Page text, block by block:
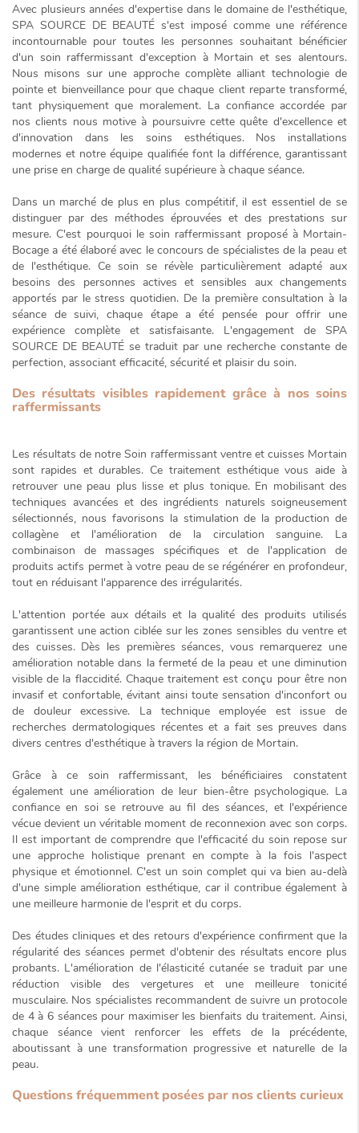
Avec plusieurs années d'expertise dans le domaine de l'esthétique,
SPA SOURCE DE BEAUTÉ s'est imposé comme une référence
incontournable pour toutes les personnes souhaitant bénéficier
d'un soin raffermissant d'exception à Mortain et ses alentours.
Nous misons sur une approche complète alliant technologie de
pointe et bienveillance pour que chaque client reparte transformé,
tant physiquement que moralement. La confiance accordée par
nos clients nous motive à poursuivre cette quête d'excellence et
d'innovation dans les soins esthétiques. Nos installations
modernes et notre équipe qualifiée font la différence, garantissant
une prise en charge de qualité supérieure à chaque séance.
Dans un marché de plus en plus compétitif, il est essentiel de se
distinguer par des méthodes éprouvées et des prestations sur
mesure. C'est pourquoi le soin raffermissant proposé à Mortain-
Bocage a été élaboré avec le concours de spécialistes de la peau et
de l'esthétique. Ce soin se révèle particulièrement adapté aux
besoins des personnes actives et sensibles aux changements
apportés par le stress quotidien. De la première consultation à la
séance de suivi, chaque étape a été pensée pour offrir une
expérience complète et satisfaisante. L'engagement de SPA
SOURCE DE BEAUTÉ se traduit par une recherche constante de
perfection, associant efficacité, sécurité et plaisir du soin.
Des résultats visibles rapidement grâce à nos soins
raffermissants
Les résultats de notreSoin raffermissant ventre et cuisses Mortain
sont rapides et durables. Ce traitement esthétique vous aide à
retrouver une peau plus lisse et plus tonique. En mobilisant des
techniques avancées et des ingrédients naturels soigneusement
sélectionnés, nous favorisons la stimulation de la production de
collagène et l'amélioration de la circulation sanguine. La
combinaison de massages spécifiques et de l'application de
produits actifs permet à votre peau de se régénérer en profondeur,
tout en réduisant l'apparence des irrégularités.
L'attention portée aux détails et la qualité des produits utilisés
garantissent une action ciblée sur les zones sensibles du ventre et
des cuisses. Dès les premières séances, vous remarquerez une
amélioration notable dans la fermeté de la peau et une diminution
visible de la flaccidité. Chaque traitement est conçu pour être non
invasif et confortable, évitant ainsi toute sensation d'inconfort ou
de douleur excessive. La technique employée est issue de
recherches dermatologiques récentes et a fait ses preuves dans
divers centres d'esthétique à travers la région de Mortain.
Grâce à ce soin raffermissant, les bénéficiaires constatent
également une amélioration de leur bien-être psychologique. La
confiance en soi se retrouve au fil des séances, et l'expérience
vécue devient un véritable moment de reconnexion avec son corps.
Il est important de comprendre que l'efficacité du soin repose sur
une approche holistiqueprenant en compte à la fois l'aspect
physique et émotionnel. C'est un soin complet qui va bien au-delà
d'une simple amélioration esthétique, car il contribue également à
une meilleure harmonie de l'esprit et du corps.
Des études cliniques et des retours d'expérience confirment que la
régularité des séances permet d'obtenir des résultats encore plus
probants. L'amélioration de l'élasticité cutanée se traduit par une
réduction visible des vergetures et une meilleure tonicité
musculaire. Nos spécialistes recommandent de suivre un protocole
de 4 à 6 séances pour maximiser les bienfaits du traitement. Ainsi,
chaque séance vient renforcer les effets de la précédente,
aboutissant à une transformation progressive et naturelle de la
peau.
Questions fréquemment posées par nos clients curieux